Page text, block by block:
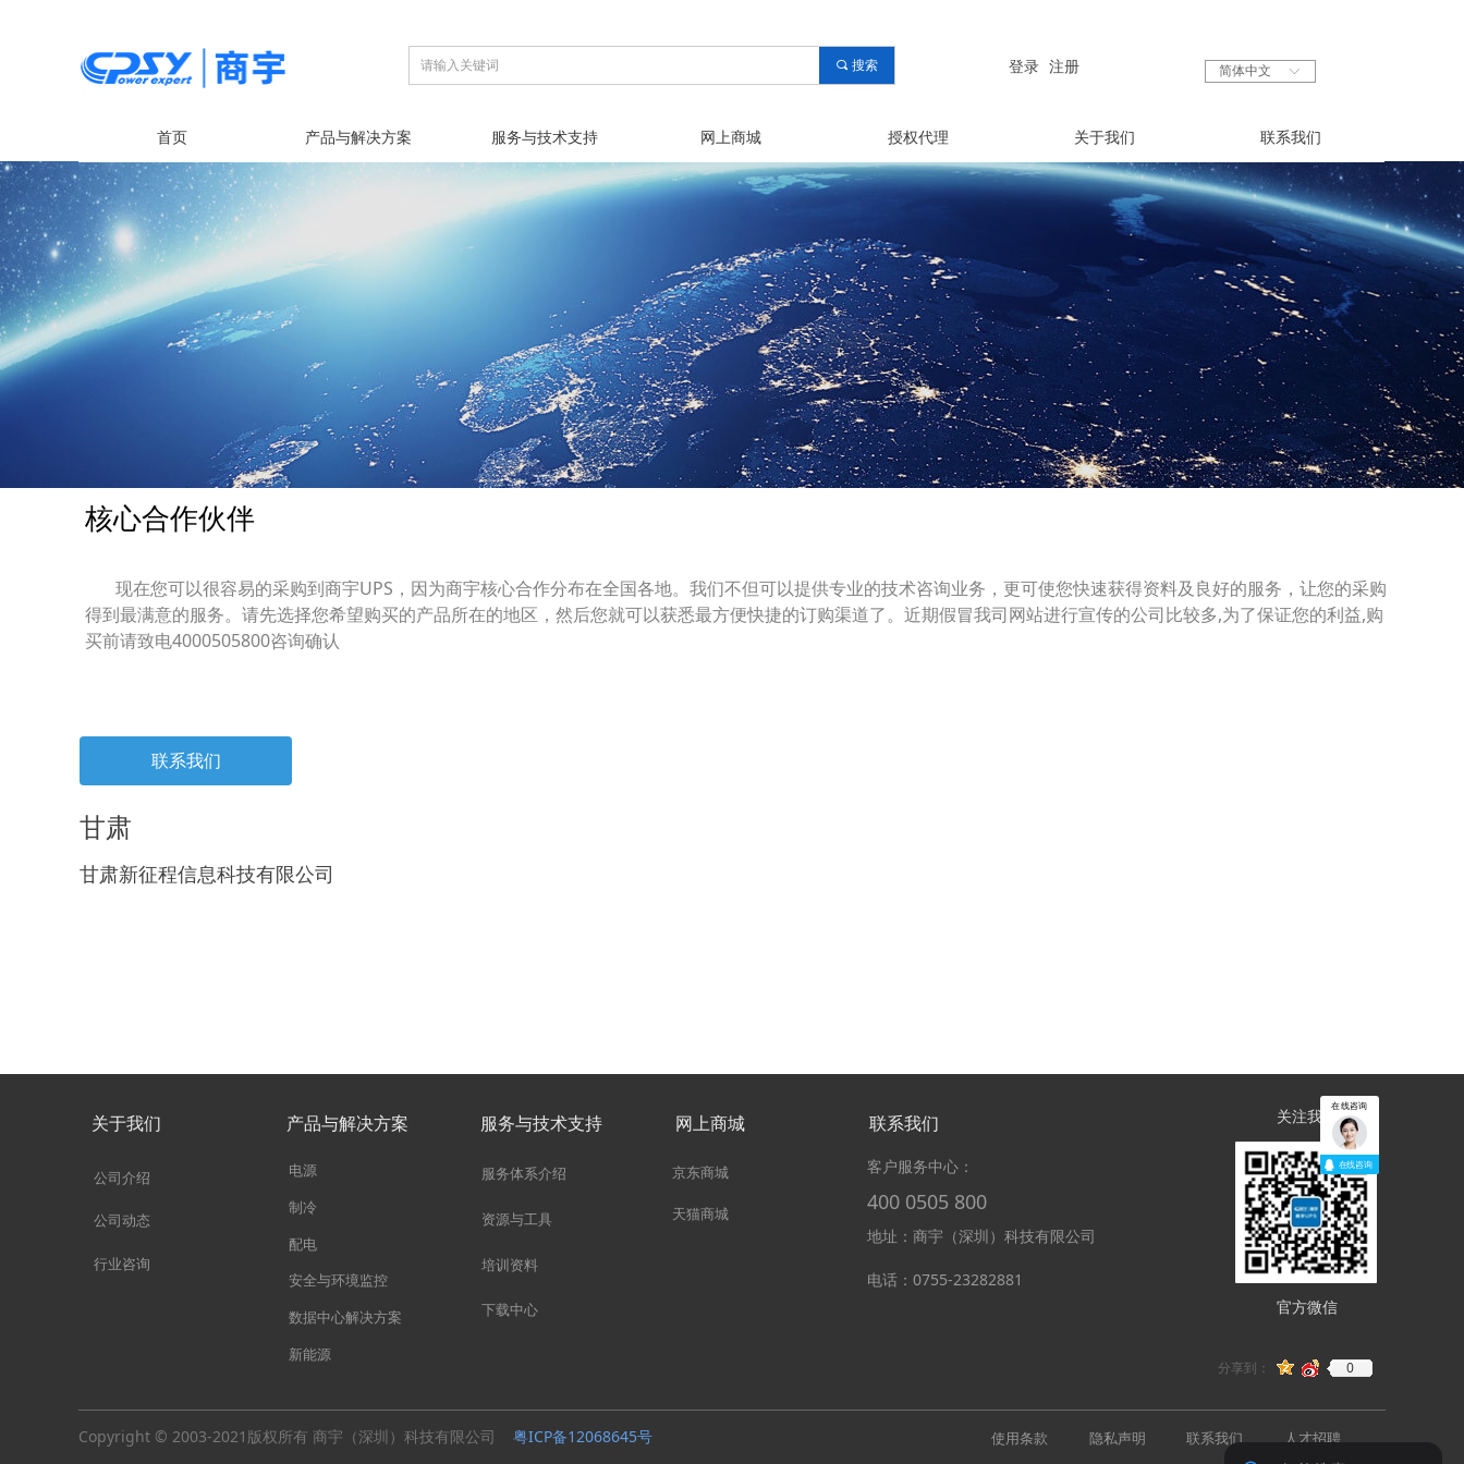
끠 搜索 登录 注册 ꀅ
简体中文
首页 产品与解决方案 服务与技术支持 网上商城 授权代理 关于我们 联系我们
现在您可以很容易的采购到商宇UPS，因为商宇核心合作分布在全国各地。我们不但可以提供专业的技术咨询业务，更可使您快速获得资料及良好的服务，让您的采购
得到最满意的服务。请先选择您希望购买的产品所在的地区，然后您就可以获悉最方便快捷的订购渠道了。近期假冒我司网站进行宣传的公司比较多,为了保证您的利益,购
买前请致电4000505800咨询确认
联系我们
核心合作伙伴
甘肃
甘肃新征程信息科技有限公司
关于我们 产品与解决方案 服务与技术支持 网上商城 联系我们
公司介绍
公司动态
行业咨询
电源
制冷
配电
安全与环境监控
数据中心解决方案
新能源
服务体系介绍
资源与工具
培训资料
下载中心
京东商城
天猫商城
客户服务中心：
400 0505 800
地址：商宇（深圳）科技有限公司
电话：0755-23282881
关注我们
官方微信
Copyright © 2003-2021版权所有 商宇（深圳）科技有限公司 粤ICP备12068645号 使用条款 隐私声明 联系我们 人才招聘
分享到： 0
在线咨询
在线咨询